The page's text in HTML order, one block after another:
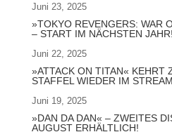
Juni 23, 2025
»TOKYO REVENGERS: WAR
– START IM NÄCHSTEN JAHR!
Juni 22, 2025
»ATTACK ON TITAN« KEHRT
STAFFEL WIEDER IM
Juni 19, 2025
»DAN DA DAN« – ZWEITES
AUGUST ERHÄLTLICH!